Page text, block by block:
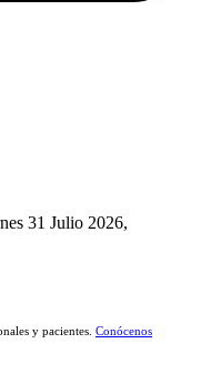
31 Julio 2026,
y pacientes. Conócenos